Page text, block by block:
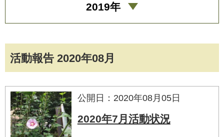
活動報告 2020年08月
公開日：2020年08月05日
2020年7月活動状況
2019年